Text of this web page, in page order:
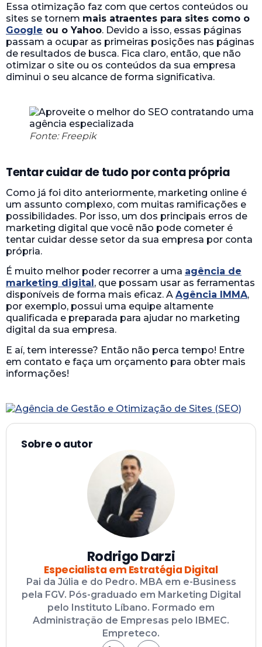
Essa otimização faz com que certos conteúdos ou
sites se tornem mais atraentes para sites como o
Google ou o Yahoo. Devido a isso, essas páginas
passam a ocupar as primeiras posições nas páginas
de resultados de busca. Fica claro, então, que não
otimizar o site ou os conteúdos da sua empresa
diminui o seu alcance de forma significativa.
Fonte: Freepik
Tentar cuidar de tudo por conta própria
Como já foi dito anteriormente, marketing online é
um assunto complexo, com muitas ramificações e
possibilidades. Por isso, um dos principais erros de
marketing digital que você não pode cometer é
tentar cuidar desse setor da sua empresa por conta
própria.
É muito melhor poder recorrer a uma agência de
marketing digital , que possam usar as ferramentas
disponíveis de forma mais eficaz. A Agência IMMA,
por exemplo, possui uma equipe altamente
qualificada e preparada para ajudar no marketing
digital da sua empresa.
E aí, tem interesse? Então não perca tempo! Entre
em contato e faça um orçamento para obter mais
informações!
Sobre o autor
Rodrigo Darzi
Especialista em Estratégia Digital
Pai da Júlia e do Pedro. MBA em e-Business
pela FGV. Pós-graduado em Marketing Digital
pelo Instituto Líbano. Formado em
Administração de Empresas pelo IBMEC.
Empreteco.